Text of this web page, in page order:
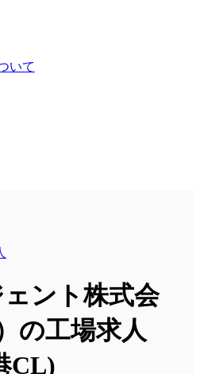
いて
ント株式会
の工場求人
CL)